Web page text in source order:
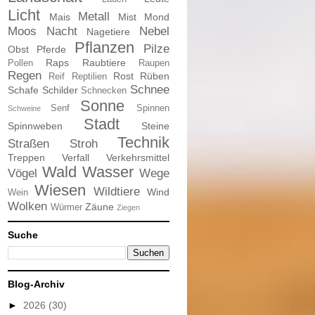
Licht Mais Metall Mist Mond
Moos Nacht Nagetiere Nebel
Obst Pferde Pflanzen Pilze
Pollen Raps Raubtiere Raupen
Regen Reif Reptilien Rost
Rüben
Schafe Schilder Schnecken Schnee
Schweine Senf Sonne Spinnen
Spinnweben Stadt Steine
Straßen Stroh Technik
Treppen Verfall Verkehrsmittel
Vögel Wald Wasser Wege
Wein Wiesen Wildtiere Wind
Wolken Würmer Zäune Ziegen
Suche
Blog-Archiv
► 2026 (30)